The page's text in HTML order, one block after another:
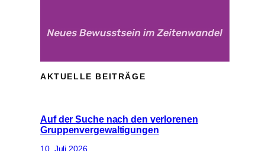
AKTUELLE BEITRÄGE
Auf der Suche nach den verlorenen
Gruppenvergewaltigungen
10. Juli 2026